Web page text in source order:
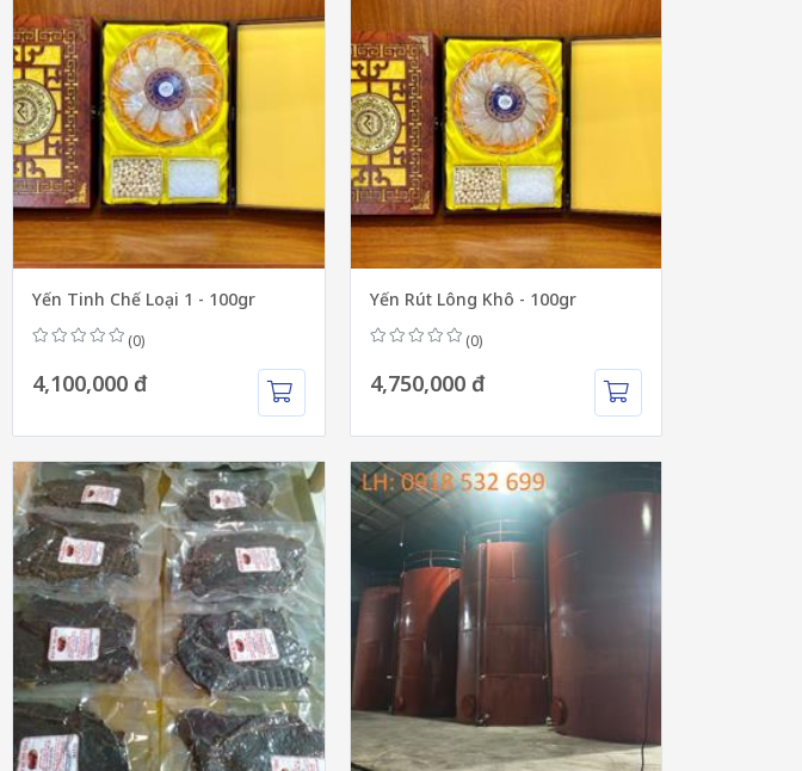
Yến Tinh Chế Loại 1 - 100gr
(0)
4,100,000 đ
Yến Rút Lông Khô - 100gr
(0)
4,750,000 đ